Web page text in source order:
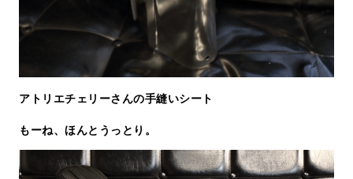
アトリエチェリーさんの手縫いシート
もーね、ほんとうっとり。